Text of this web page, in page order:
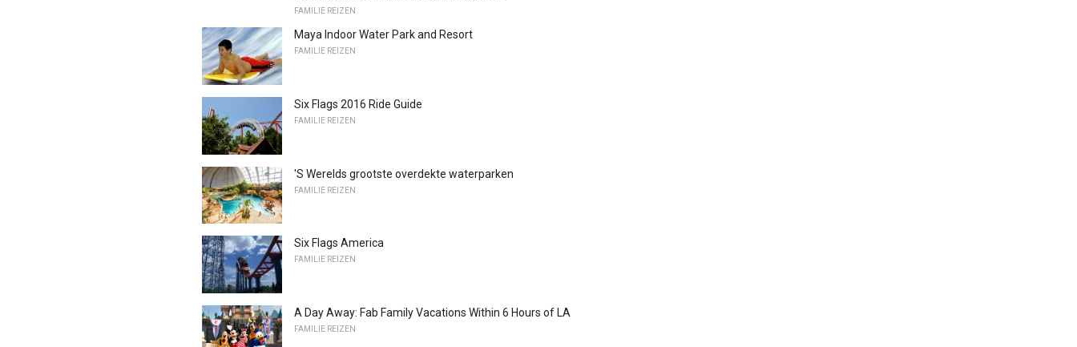
FAMILIE REIZEN
Maya Indoor Water Park and Resort
FAMILIE REIZEN
Six Flags 2016 Ride Guide
FAMILIE REIZEN
'S Werelds grootste overdekte waterparken
FAMILIE REIZEN
Six Flags America
FAMILIE REIZEN
A Day Away: Fab Family Vacations Within 6 Hours of LA
FAMILIE REIZEN